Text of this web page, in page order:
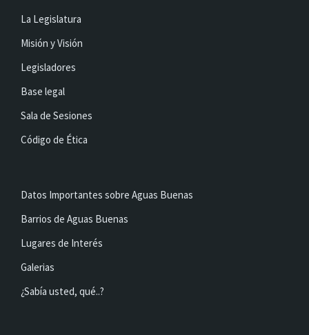
La Legislatura
Misión y Visión
Legisladores
Base legal
Sala de Sesiones
Código de Ética
Datos Importantes sobre Aguas Buenas
Barrios de Aguas Buenas
Lugares de Interés
Galerias
¿Sabía usted, qué..?